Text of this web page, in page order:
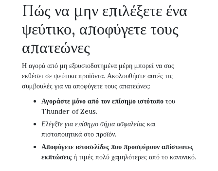
Πώς να μην επιλέξετε ένα
ψεύτικο, αποφύγετε τους
απατεώνες
Η αγορά από μη εξουσιοδοτημένα μέρη μπορεί να σας
εκθέσει σε ψεύτικα προϊόντα. Ακολουθήστε αυτές τις
συμβουλές για να αποφύγετε τους απατεώνες:
Αγοράστε μόνο από τον επίσημο ιστότοπο του
Thunder of Zeus.
Ελέγξτε για επίσημο σήμα ασφαλείας και
πιστοποιητικά στο προϊόν.
Αποφύγετε ιστοσελίδες που προσφέρουν απίστευτες
εκπτώσεις ή τιμές πολύ χαμηλότερες από το κανονικό.